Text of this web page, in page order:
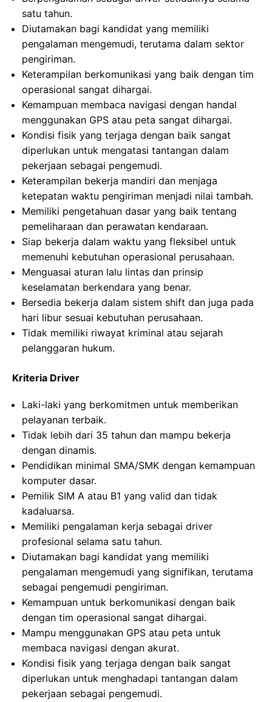
satu tahun.
Diutamakan bagi kandidat yang memiliki
pengalaman mengemudi, terutama dalam sektor
pengiriman.
Keterampilan berkomunikasi yang baik dengan tim
operasional sangat dihargai.
Kemampuan membaca navigasi dengan handal
menggunakan GPS atau peta sangat dihargai.
Kondisi fisik yang terjaga dengan baik sangat
diperlukan untuk mengatasi tantangan dalam
pekerjaan sebagai pengemudi.
Keterampilan bekerja mandiri dan menjaga
ketepatan waktu pengiriman menjadi nilai tambah.
Memiliki pengetahuan dasar yang baik tentang
pemeliharaan dan perawatan kendaraan.
Siap bekerja dalam waktu yang fleksibel untuk
memenuhi kebutuhan operasional perusahaan.
Menguasai aturan lalu lintas dan prinsip
keselamatan berkendara yang benar.
Bersedia bekerja dalam sistem shift dan juga pada
hari libur sesuai kebutuhan perusahaan.
Tidak memiliki riwayat kriminal atau sejarah
pelanggaran hukum.
Kriteria Driver
Laki-laki yang berkomitmen untuk memberikan
pelayanan terbaik.
Tidak lebih dari 35 tahun dan mampu bekerja
dengan dinamis.
Pendidikan minimal SMA/SMK dengan kemampuan
komputer dasar.
Pemilik SIM A atau B1 yang valid dan tidak
kadaluarsa.
Memiliki pengalaman kerja sebagai driver
profesional selama satu tahun.
Diutamakan bagi kandidat yang memiliki
pengalaman mengemudi yang signifikan, terutama
sebagai pengemudi pengiriman.
Kemampuan untuk berkomunikasi dengan baik
dengan tim operasional sangat dihargai.
Mampu menggunakan GPS atau peta untuk
membaca navigasi dengan akurat.
Kondisi fisik yang terjaga dengan baik sangat
diperlukan untuk menghadapi tantangan dalam
pekerjaan sebagai pengemudi.